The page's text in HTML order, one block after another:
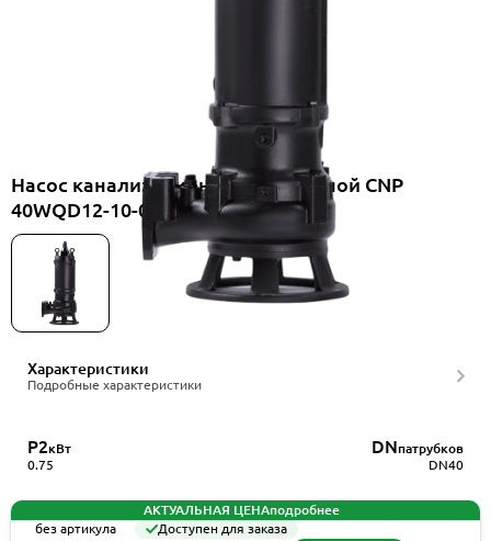
Насос канализационный погружной CNP
40WQD12-10-0.75EF(I)
Характеристики
Подробные характеристики
P2кВт
0.75
DNпатрубков
DN40
АКТУАЛЬНАЯ ЦЕНАподробнее
без артикула
Доступен для заказа